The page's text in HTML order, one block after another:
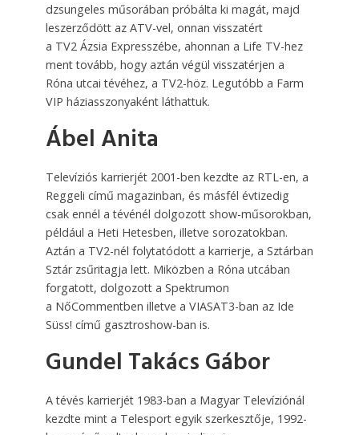
dzsungeles műsorában próbálta ki magát, majd
leszerződött az ATV-vel, onnan visszatért
a TV2 Ázsia Expresszébe, ahonnan a Life TV-hez
ment tovább, hogy aztán végül visszatérjen a
Róna utcai tévéhez, a TV2-höz. Legutóbb a Farm
VIP háziasszonyaként láthattuk.
Ábel Anita
Televíziós karrierjét 2001-ben kezdte az RTL-en, a
Reggeli című magazinban, és másfél évtizedig
csak ennél a tévénél dolgozott show-műsorokban,
például a Heti Hetesben, illetve sorozatokban.
Aztán a TV2-nél folytatódott a karrierje, a Sztárban
Sztár zsűri­tagja lett. Miközben a Róna utcában
forgatott, dolgozott a Spektrumon
a NőCommentben illetve a VIASAT3-ban az Ide
Süss! című gasztroshow-ban is.
Gundel Takács Gábor
A tévés karrierjét 1983-ban a Magyar Televíziónál
kezdte mint a Tele­sport egyik szerkesztője, 1992-